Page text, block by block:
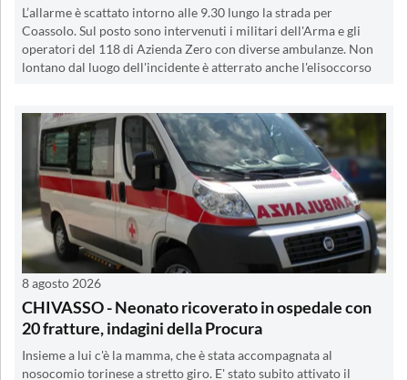
L’allarme è scattato intorno alle 9.30 lungo la strada per
Coassolo. Sul posto sono intervenuti i militari dell'Arma e gli
operatori del 118 di Azienda Zero con diverse ambulanze. Non
lontano dal luogo dell'incidente è atterrato anche l'elisoccorso
8 agosto 2026
CHIVASSO - Neonato ricoverato in ospedale con
20 fratture, indagini della Procura
Insieme a lui c'è la mamma, che è stata accompagnata al
nosocomio torinese a stretto giro. E' stato subito attivato il